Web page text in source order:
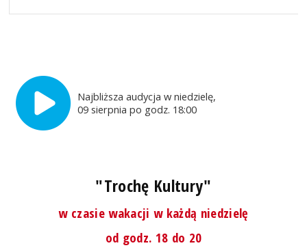
Najbliższa audycja w niedzielę,
09 sierpnia po godz. 18:00
"Trochę Kultury"
w czasie wakacji w każdą niedzielę
od godz. 18 do 20